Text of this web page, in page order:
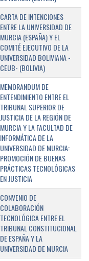
CARTA DE INTENCIONES
ENTRE LA UNIVERSIDAD DE
MURCIA (ESPAÑA) Y EL
COMITÉ EJECUTIVO DE LA
UNIVERSIDAD BOLIVIANA -
CEUB- (BOLIVIA)
MEMORANDUM DE
ENTENDIMIENTO ENTRE EL
TRIBUNAL SUPERIOR DE
JUSTICIA DE LA REGIÓN DE
MURCIA Y LA FACULTAD DE
INFORMÁTICA DE LA
UNIVERSIDAD DE MURCIA:
PROMOCIÓN DE BUENAS
PRÁCTICAS TECNOLÓGICAS
EN JUSTICIA
CONVENIO DE
COLABORACIÓN
TECNOLÓGICA ENTRE EL
TRIBUNAL CONSTITUCIONAL
DE ESPAÑA Y LA
UNIVERSIDAD DE MURCIA